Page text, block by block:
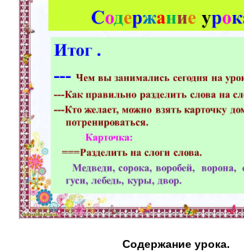
Содержание урока.